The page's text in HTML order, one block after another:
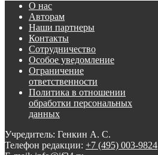
О нас
Авторам
Наши партнеры
Контакты
Сотрудничество
Особое уведомление
Ограничение
ответственности
Политика в отношении
обработки персональных
данных
Учредитель: Генкин А. С.
Телефон редакции: +7 (495) 003-9824